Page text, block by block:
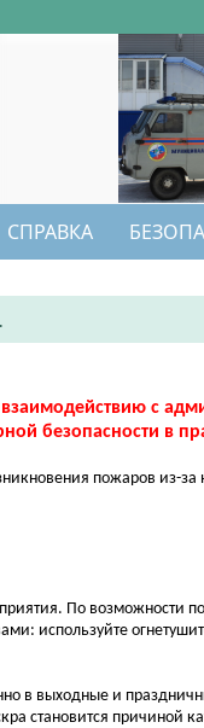
СПРАВКА
с
безопасности в
пожаров из-за
По возможности
используйте
в выходные и
становится причиной